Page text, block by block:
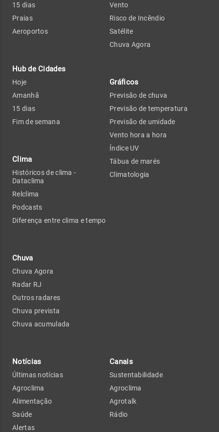
15 dias
Praias
Aeroportos
Hub de Cidades
Hoje
Amanhã
15 dias
Fim de semana
Clima
Históricos de clima -
Dataclima
Relclima
Podcasts
Diferença entre clima e tempo
Chuva
Chuva Agora
Radar RJ
Outros radares
Chuva prevista
Chuva acumulada
Vento
Risco de Incêndio
Satélite
Chuva Agora
Gráficos
Previsão de chuva
Previsão de temperatura
Previsão de umidade
Vento hora a hora
Índice UV
Tábua de marés
Climatologia
Notícias
Últimas notícias
Agroclima
Alimentação
Saúde
Alertas
Canais
Sustentabilidade
Agroclima
Agrotalk
Rádio